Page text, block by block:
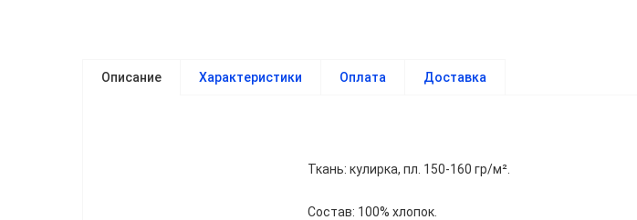
Описание Характеристики Оплата Доставка
Ткань: кулирка, пл. 150-160 гр/м².
Состав: 100% хлопок.